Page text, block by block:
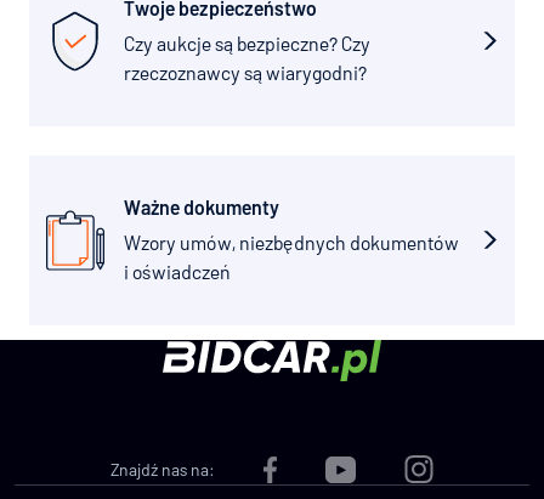
Jak sprzedać auto
na Bidcar?
na Bidcar?
Kupujący
Twoje bezpieczeństwo
Czy aukcje są bezpieczne? Czy
rzeczoznawcy są wiarygodni?
Ważne dokumenty
Wzory umów, niezbędnych dokumentów
i oświadczeń
Znajdź nas na: